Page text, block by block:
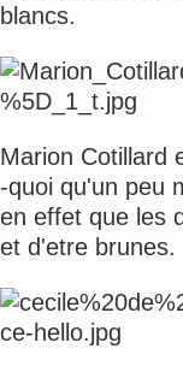
blancs.
Marion Cotillard
-quoi qu'un peu
en effet que les
et d'etre brunes.